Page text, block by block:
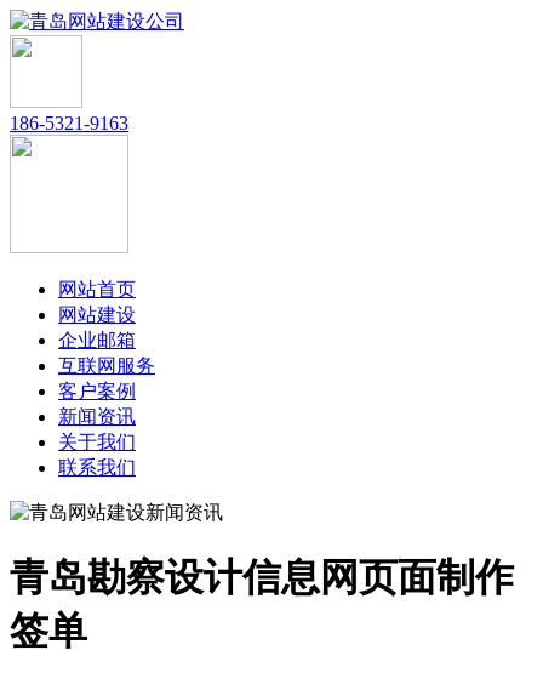
186-5321-9163
网站首页
网站建设
企业邮箱
互联网服务
客户案例
新闻资讯
关于我们
联系我们
青岛勘察设计信息网页面制作
签单